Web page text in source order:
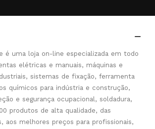

é uma loja on-line especializada em todo
elétricas e manuais, máquinas e
sistemas de fixação, ferramenta
químicos para indústria e construção,
e segurança ocupacional, soldadura,
produtos de alta qualidade, das
aos melhores preços para profissionais,